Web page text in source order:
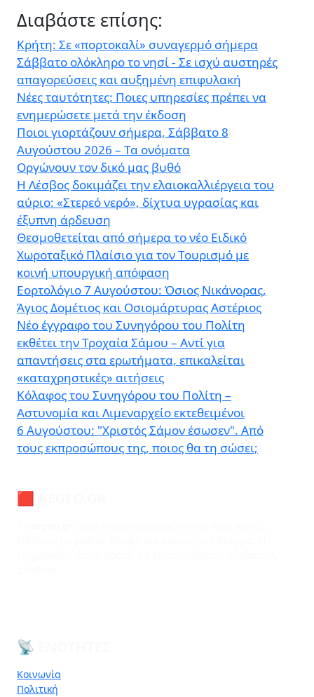
Διαβάστε επίσης:
Κρήτη: Σε «πορτοκαλί» συναγερμό σήμερα
Σάββατο ολόκληρο το νησί - Σε ισχύ αυστηρές
απαγορεύσεις και αυξημένη επιφυλακή
Νέες ταυτότητες: Ποιες υπηρεσίες πρέπει να
ενημερώσετε μετά την έκδοση
Ποιοι γιορτάζουν σήμερα, Σάββατο 8
Αυγούστου 2026 – Τα ονόματα
Οργώνουν τον δικό μας βυθό
Η Λέσβος δοκιμάζει την ελαιοκαλλιέργεια του
αύριο: «Στερεό νερό», δίχτυα υγρασίας και
έξυπνη άρδευση
Θεσμοθετείται από σήμερα το νέο Ειδικό
Χωροταξικό Πλαίσιο για τον Τουρισμό με
κοινή υπουργική απόφαση
Εορτολόγιο 7 Αυγούστου: Όσιος Νικάνορας,
Άγιος Δομέτιος και Οσιομάρτυρας Αστέριος
Νέο έγγραφο του Συνηγόρου του Πολίτη
εκθέτει την Τροχαία Σάμου – Αντί για
απαντήσεις στα ερωτήματα, επικαλείται
«καταχρηστικές» αιτήσεις
Κόλαφος του Συνηγόρου του Πολίτη –
Αστυνομία και Λιμεναρχείο εκτεθειμένοι
6 Αυγούστου: "Χριστός Σάμον έσωσεν". Από
τους εκπροσώπους της, ποιος θα τη σώσει;
🟥 AEGEO.GR
📡 ΕΝΌΤΗΤΕΣ
Κοινωνία
Πολιτική